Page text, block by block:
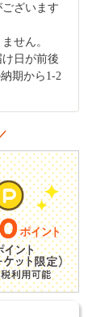
ざいます
せん。
日が前後
期から1-2